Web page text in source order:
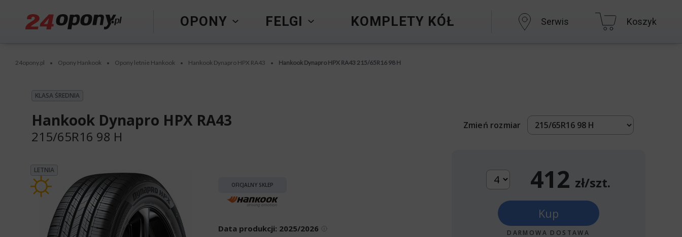
OPONY FELGI KOMPLETY KÓŁ Serwis Koszyk
24opony.pl • Opony Hankook • Opony letnie Hankook • Hankook Dynapro HPX RA43 • Hankook Dynapro HPX RA43 215/65R16 98 H
KLASA ŚREDNIA
Hankook Dynapro HPX RA43
215/65R16 98 H
LETNIA
OFICJALNY SKLEP
Data produkcji: 2025/2026
Zmień rozmiar
412 zł/szt.
Kup
DARMOWA DOSTAWA